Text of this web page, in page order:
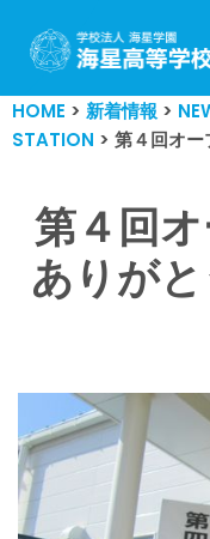
コ
ン
テ
ン
へ
ス
キ
ッ
HOME > 新着情報 >
STATION > 第４回オー
第４回
ありが